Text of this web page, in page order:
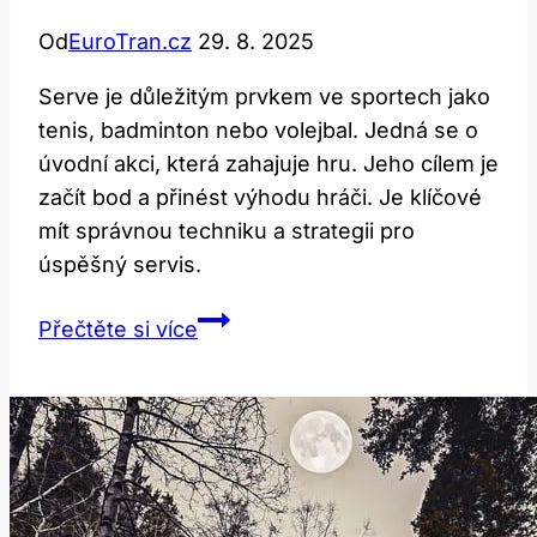
OdEuroTran.cz 29. 8. 2025
Serve je důležitým prvkem ve sportech jako
tenis, badminton nebo volejbal. Jedná se o
úvodní akci, která zahajuje hru. Jeho cílem je
začít bod a přinést výhodu hráči. Je klíčové
mít správnou techniku a strategii pro
úspěšný servis.
Přečtěte si víceServe:
znamená
a
jak
se